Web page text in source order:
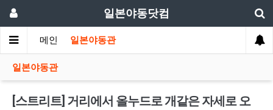
일본야동닷컴
메인 일본야동관
일본야동관
[스트리트] 거리에서 올누드로 개같은 자세로 오